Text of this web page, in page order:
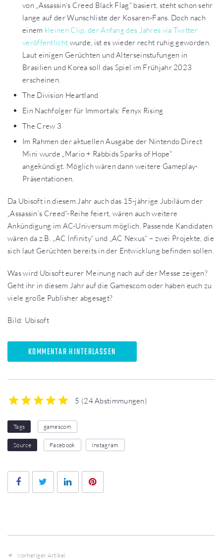
von „Assassin‘s Creed Black Flag“ basiert, steht schon sehr
lange auf der Wunschliste der Kosaren-Fans. Doch nach
einem kleinen Clip, der Anfang des Jahres via Twitter
veröffentlicht wurde, ist es wieder recht ruhig geworden.
Laut einigen Gerüchten und Alterseinstufungen in
Brasilien und Korea soll das Spiel im Frühjahr 2023
erscheinen.
The Division Heartland
Ein Nachfolger für Immortals: Fenyx Rising
The Crew 3
Im Rahmen der aktuellen Ausgabe der Nintendo Direct
Mini wurde „Mario + Rabbids Sparks of Hope“
angekündigt. Möglich wären dann weitere Gameplay-
Präsentationen.
Da Ubisoft in diesem Jahr auch das 15-jährige Jubiläum der
„Assassin‘s Creed“-Reihe feiert, wären auch weitere
Ankündigung im AC-Universum möglich. Passende Kandidaten
wären da z.B. „AC Infinity“ und „AC Nexus“ – zwei Projekte, die
sich laut Gerüchten bereits in der Entwicklung befinden sollen.
Was wird Ubisoft eurer Meinung nach auf der Messe zeigen?
Geht ihr in diesem Jahr auf die Gamescom oder haben euch zu
viele große Publisher abgesagt?
Bild: Ubisoft
KOMMENTAR HINTERLASSEN
5 (24 Abstimmungen)
Tags gamescom
Source Facebook Instagram
FacebookTwitter LinkedIn
Vorheriger Artikel